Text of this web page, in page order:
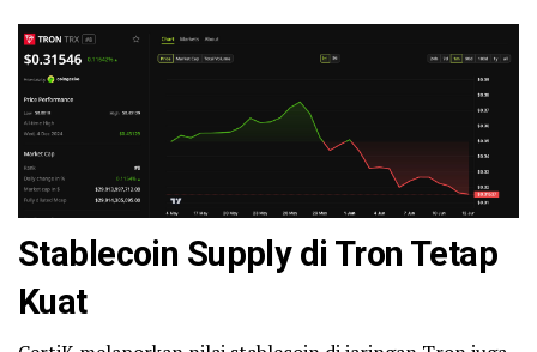
Stablecoin Supply di Tron Tetap
Kuat